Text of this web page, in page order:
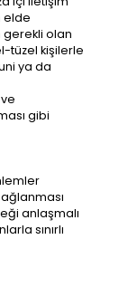
elde
gerekli olan
tüzel kişilerle
ya da
gibi
anlaşmalı
sınırlı